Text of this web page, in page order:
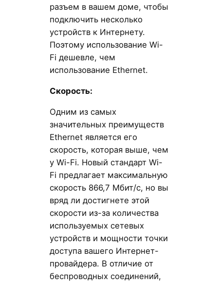
разъем в вашем доме, чтобы
подключить несколько
устройств к Интернету.
Поэтому использование Wi-
Fi дешевле, чем
использование Ethernet.
Скорость:
Одним из самых
значительных преимуществ
Ethernet является его
скорость, которая выше, чем
у Wi-Fi. Новый стандарт Wi-
Fi предлагает максимальную
скорость 866,7 Мбит/с, но вы
вряд ли достигнете этой
скорости из-за количества
используемых сетевых
устройств и мощности точки
доступа вашего Интернет-
провайдера. В отличие от
беспроводных соединений,